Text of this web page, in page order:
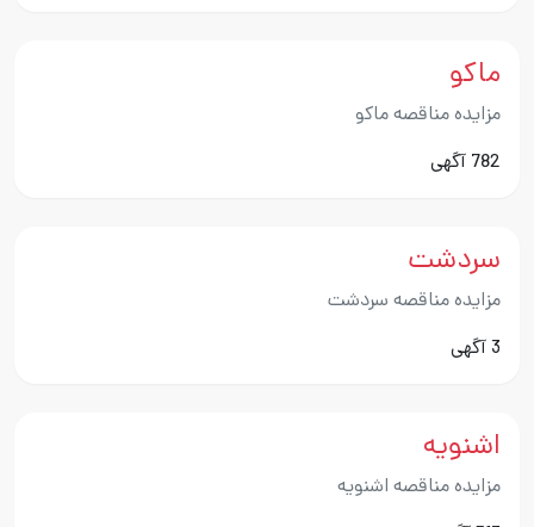
ماکو
مزایده مناقصه ماکو
782 آگهی
سردشت
مزایده مناقصه سردشت
3 آگهی
اشنویه
مزایده مناقصه اشنویه